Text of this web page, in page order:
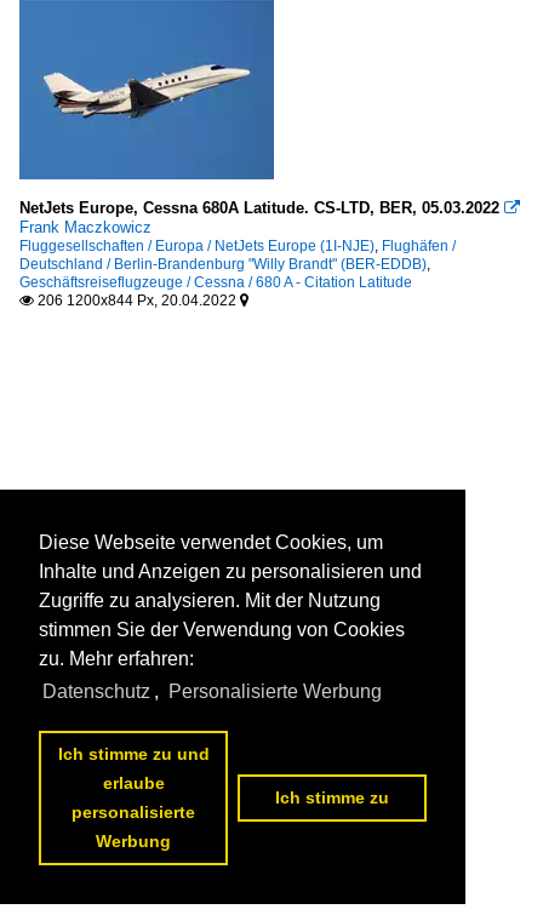
NetJets Europe, Cessna 680A Latitude. CS-LTD, BER, 05.03.2022 
Frank Maczkowicz
Fluggesellschaften / Europa / NetJets Europe (1I-NJE), Flughäfen /
Deutschland / Berlin-Brandenburg "Willy Brandt" (BER-EDDB),
Geschäftsreiseflugzeuge / Cessna / 680 A - Citation Latitude
 206 1200x844 Px, 20.04.2022 
Diese Webseite verwendet Cookies, um
Inhalte und Anzeigen zu personalisieren und
Zugriffe zu analysieren. Mit der Nutzung
stimmen Sie der Verwendung von Cookies
zu. Mehr erfahren:
Datenschutz , Personalisierte Werbung
Ich stimme zu und
erlaube
personalisierte
Werbung
Ich stimme zu